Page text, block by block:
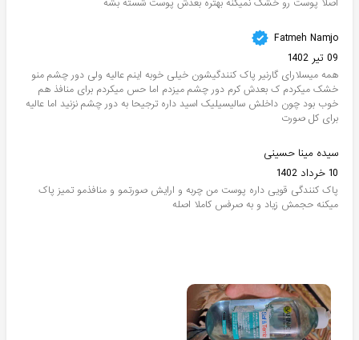
اصلا پوست رو خشک نمیکنه بهتره بعدش پوست شسته بشه
Fatmeh Namjo
09 تیر 1402
همه میسلارای گارنیر پاک کنندگیشون خیلی خوبه اینم عالیه ولی دور چشم منو
خشک میکردم ک بعدش کرم دور چشم میزدم اما حس میکردم برای منافذ هم
خوب بود چون داخلش سالیسیلیک اسید داره ترجیحا به دور چشم نزنید اما عالیه
برای کل صورت
سیده مینا حسینی
10 خرداد 1402
پاک کنندگی قویی داره پوست من چربه و ارایش صورتمو و منافذمو تمیز پاک
میکنه حجمش زیاد و به صرفس کاملا اصله